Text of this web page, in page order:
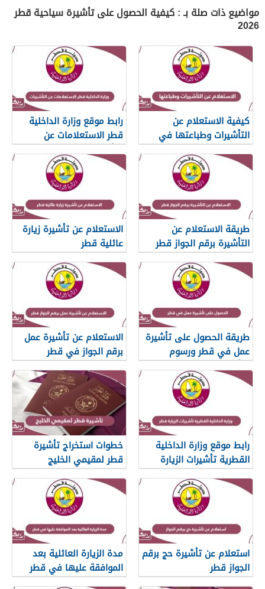
مواضيع ذات صلة بـ : كيفية الحصول على تأشيرة سياحية قطر
2026
كيفية الاستعلام عن
التأشيرات وطباعتها في
قطر
رابط موقع وزارة الداخلية
قطر الاستعلامات عن
التأشيرات
طريقة الاستعلام عن
التأشيرة برقم الجواز قطر
الاستعلام عن تأشيرة زيارة
عائلية قطر
طريقة الحصول على تأشيرة
عمل في قطر ورسوم
التأشيرة
الاستعلام عن تأشيرة عمل
برقم الجواز في قطر
رابط موقع وزارة الداخلية
القطرية تأشيرات الزيارة
قطر
خطوات استخراج تأشيرة
قطر لمقيمي الخليج
استعلام عن تأشيرة حج برقم
الجواز قطر
مدة الزيارة العائلية بعد
الموافقة عليها في قطر